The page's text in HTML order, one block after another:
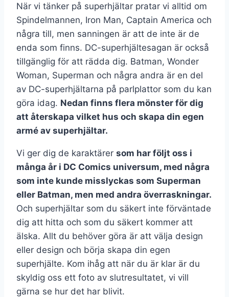
När vi tänker på superhjältar pratar vi alltid om
Spindelmannen, Iron Man, Captain America och
några till, men sanningen är att de inte är de
enda som finns. DC-superhjältesagan är också
tillgänglig för att rädda dig. Batman, Wonder
Woman, Superman och några andra är en del
av DC-superhjältarna på parlplattor som du kan
göra idag. Nedan finns flera mönster för dig
att återskapa vilket hus och skapa din egen
armé av superhjältar.
Vi ger dig de karaktärer som har följt oss i
många år i DC Comics universum, med några
som inte kunde misslyckas som Superman
eller Batman, men med andra överraskningar.
Och superhjältar som du säkert inte förväntade
dig att hitta och som du säkert kommer att
älska. Allt du behöver göra är att välja design
eller design och börja skapa din egen
superhjälte. Kom ihåg att när du är klar är du
skyldig oss ett foto av slutresultatet, vi vill
gärna se hur det har blivit.